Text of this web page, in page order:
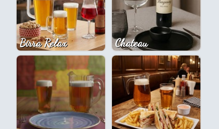
Birra Relax Chateau